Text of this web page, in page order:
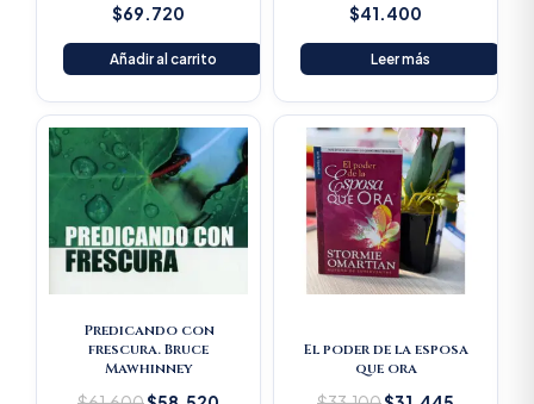
$69.720
Añadir al carrito
$41.400
Leer más
Predicando con
frescura. Bruce
Mawhinney
Original
price
was:
$61.600.
Current
price
is:
$58.520.
El poder de la esposa
que ora
Original
price
was:
$33.100.
Current
price
is:
$31.445.